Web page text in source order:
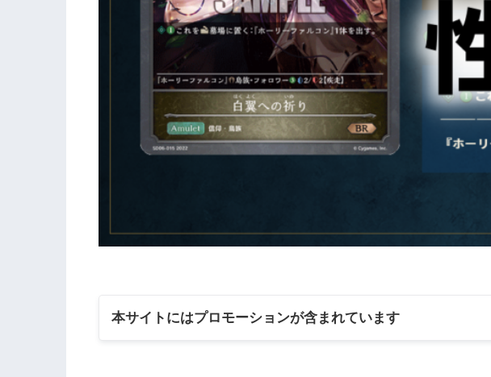
本サイトにはプロモーションが含まれています